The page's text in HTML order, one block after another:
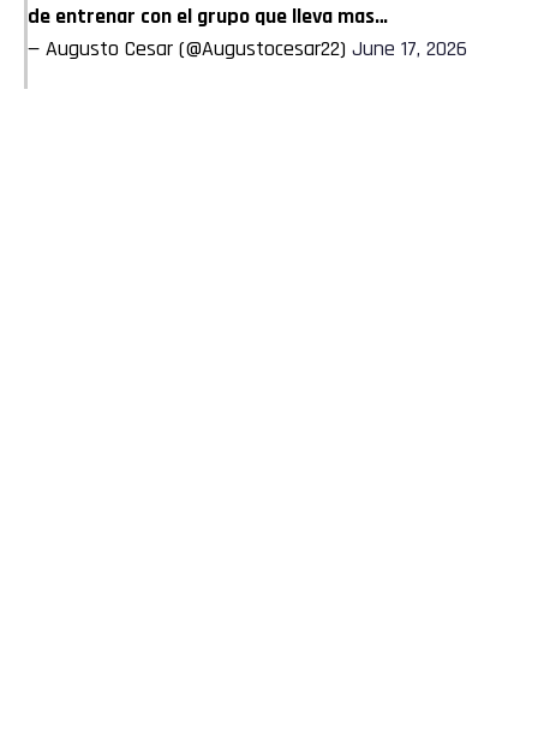
de entrenar con el grupo que lleva mas…
— Augusto Cesar (@Augustocesar22) June 17, 2026